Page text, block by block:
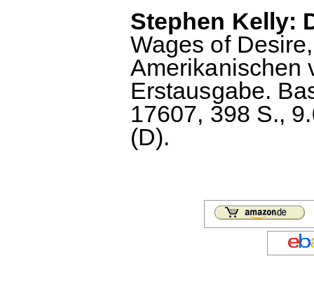
Stephen Kelly:
Wages of
Amerikanischen
Erstausgabe.
17607, 398 S.,
(D).